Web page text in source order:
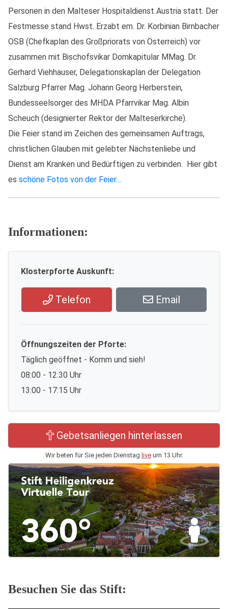
Personen in den Malteser Hospitaldienst Austria statt. Der
Festmesse stand Hwst. Erzabt em. Dr. Korbinian Birnbacher
OSB (Chefkaplan des Großpriorats von Österreich) vor
zusammen mit Bischofsvikar Domkapitular MMag. Dr.
Gerhard Viehhauser, Delegationskaplan der Delegation
Salzburg Pfarrer Mag. Johann Georg Herberstein,
Bundesseelsorger des MHDA Pfarrvikar Mag. Albin
Scheuch (designierter Rektor der Malteserkirche).
Die Feier stand im Zeichen des gemeinsamen Auftrags,
christlichen Glauben mit gelebter Nächstenliebe und
Dienst am Kranken und Bedürftigen zu verbinden. Hier gibt
es schöne Fotos von der Feier…
Informationen:
Klosterpforte Auskunft:
Telefon Email
Öffnungszeiten der Pforte:
Täglich geöffnet - Komm und sieh!
08:00 - 12:30 Uhr
13:00 - 17:15 Uhr
Gebetsanliegen hinterlassen
Wir beten für Sie jeden Dienstag liveum 13 Uhr.
Besuchen Sie das Stift: